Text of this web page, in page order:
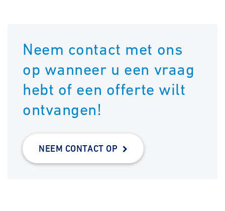
Neem contact met ons
op wanneer u een vraag
hebt of een offerte wilt
ontvangen!
NEEM CONTACT OP